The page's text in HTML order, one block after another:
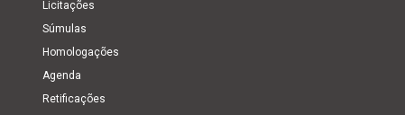
Licitações
Súmulas
Homologações
Agenda
Retificações